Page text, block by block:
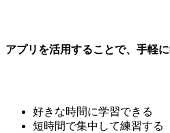
アプリを活用することで、手軽
好きな時間に学習できる
短時間で集中して練習する